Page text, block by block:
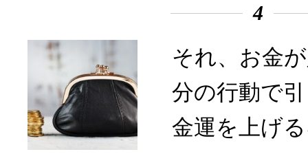
4
それ、お金
分の行動で
金運を上げ